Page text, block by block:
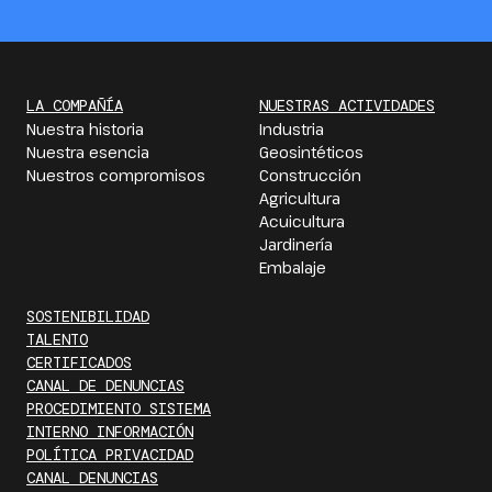
LA COMPAÑÍA
Nuestra historia
Nuestra esencia
Nuestros compromisos
NUESTRAS ACTIVIDADES
Industria
Geosintéticos
Construcción
Agricultura
Acuicultura
Jardinería
Embalaje
SOSTENIBILIDAD
TALENTO
CERTIFICADOS
CANAL DE DENUNCIAS
PROCEDIMIENTO SISTEMA
INTERNO INFORMACIÓN
POLÍTICA PRIVACIDAD
CANAL DENUNCIAS